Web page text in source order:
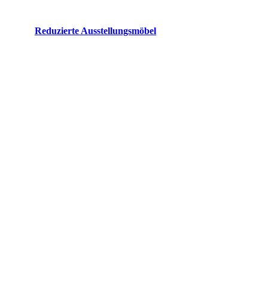
Reduzierte Ausstellungsmöbel